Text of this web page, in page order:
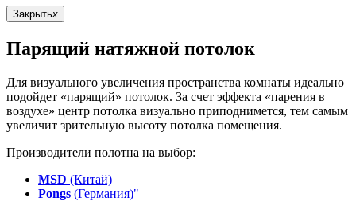
Закрытьx
Парящий натяжной потолок
Для визуального увеличения пространства комнаты идеально
подойдет «парящий» потолок. За счет эффекта «парения в
воздухе» центр потолка визуально приподнимется, тем самым
увеличит зрительную высоту потолка помещения.
Производители полотна на выбор:
MSD (Китай)
Pongs (Германия)"